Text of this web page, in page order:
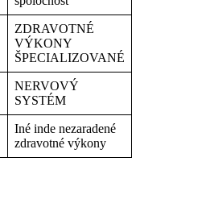
ZDRAVOTNÉ
VÝKONY
ŠPECIALIZOVANÉ
NERVOVÝ
SYSTÉM
Iné inde nezaradené
zdravotné výkony